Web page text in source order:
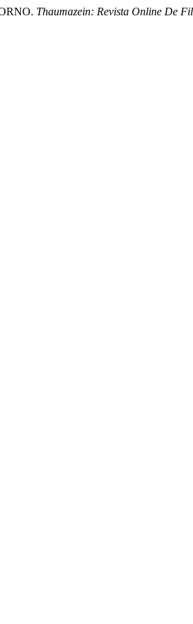
Thaumazein: Revista Online De